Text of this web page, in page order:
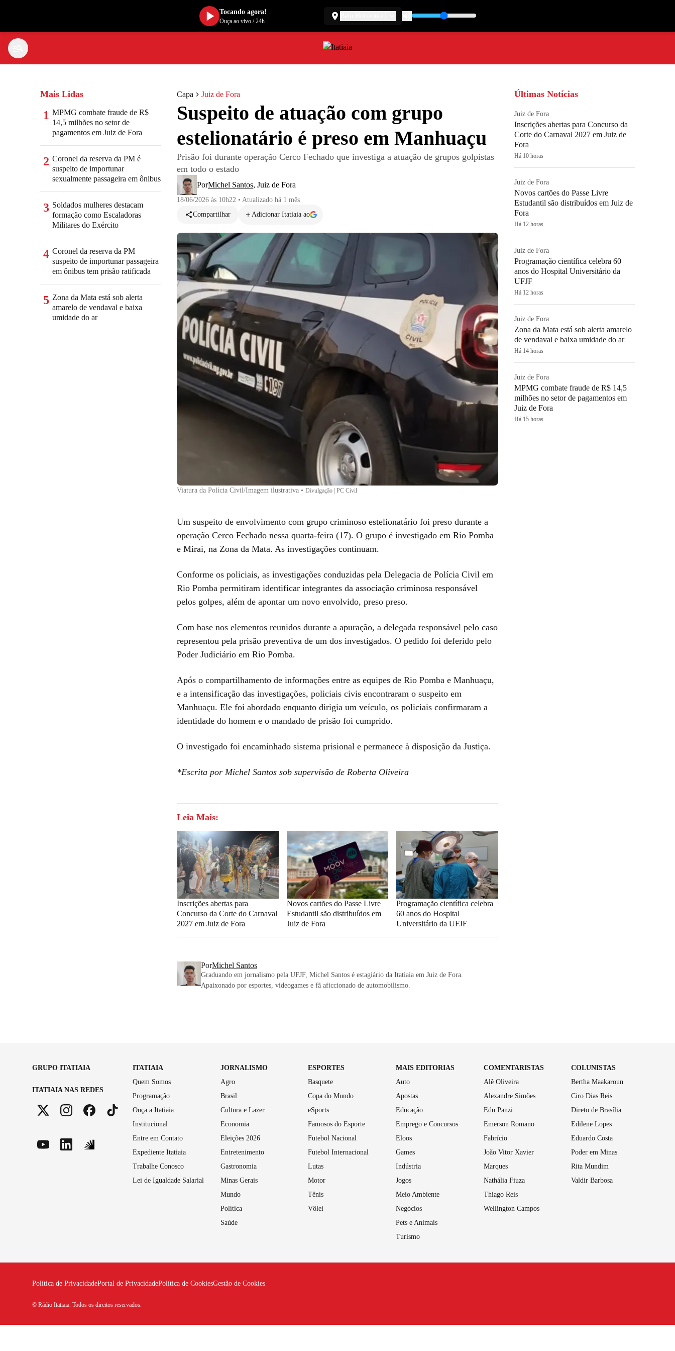
Capa Juiz de Fora
Suspeito de atuação com grupo
estelionatário é preso em Manhuaçu
Prisão foi durante operação Cerco Fechado que investiga a atuação de grupos golpistas
em todo o estado
PorMichel Santos, Juiz de Fora
18/06/2026 às 10h22 • Atualizado há 1 mês
Compartilhar
Adicionar Itatiaia ao
Viatura da Polícia Civil/Imagem ilustrativa • Divulgação | PC Civil
Um suspeito de envolvimento com grupo criminoso estelionatário foi preso durante a
operação Cerco Fechado nessa quarta-feira (17). O grupo é investigado em Rio Pomba
e Mirai, na Zona da Mata. As investigações continuam.
Conforme os policiais, as investigações conduzidas pela Delegacia de Polícia Civil em
Rio Pomba permitiram identificar integrantes da associação criminosa responsável
pelos golpes, além de apontar um novo envolvido, preso preso.
Com base nos elementos reunidos durante a apuração, a delegada responsável pelo caso
representou pela prisão preventiva de um dos investigados. O pedido foi deferido pelo
Poder Judiciário em Rio Pomba.
Após o compartilhamento de informações entre as equipes de Rio Pomba e Manhuaçu,
e a intensificação das investigações, policiais civis encontraram o suspeito em
Manhuaçu. Ele foi abordado enquanto dirigia um veículo, os policiais confirmaram a
identidade do homem e o mandado de prisão foi cumprido.
O investigado foi encaminhado sistema prisional e permanece à disposição da Justiça.
*Escrita por Michel Santos sob supervisão de Roberta Oliveira
Leia Mais:
Inscrições abertas para
Concurso da Corte do Carnaval
2027 em Juiz de Fora
Novos cartões do Passe Livre
Estudantil são distribuídos em
Juiz de Fora
Programação científica celebra
60 anos do Hospital
Universitário da UFJF
PorMichel Santos
Graduando em jornalismo pela UFJF, Michel Santos é estagiário da Itatiaia em Juiz de Fora.
Apaixonado por esportes, videogames e fã aficcionado de automobilismo.
Mais Lidas
1 MPMG combate fraude de R$
14,5 milhões no setor de
pagamentos em Juiz de Fora
2 Coronel da reserva da PM é
suspeito de importunar
sexualmente passageira em ônibus
3 Soldados mulheres destacam
formação como Escaladoras
Militares do Exército
4 Coronel da reserva da PM
suspeito de importunar passageira
em ônibus tem prisão ratificada
5 Zona da Mata está sob alerta
amarelo de vendaval e baixa
umidade do ar
Últimas Notícias
Juiz de Fora
Inscrições abertas para Concurso da
Corte do Carnaval 2027 em Juiz de
Fora
Há 10 horas
Juiz de Fora
Novos cartões do Passe Livre
Estudantil são distribuídos em Juiz de
Fora
Há 12 horas
Juiz de Fora
Programação científica celebra 60
anos do Hospital Universitário da
UFJF
Há 12 horas
Juiz de Fora
Zona da Mata está sob alerta amarelo
de vendaval e baixa umidade do ar
Há 14 horas
Juiz de Fora
MPMG combate fraude de R$ 14,5
milhões no setor de pagamentos em
Juiz de Fora
Há 15 horas
GRUPO ITATIAIA
ITATIAIA NAS REDES
ITATIAIA
Quem Somos
Programação
Ouça a Itatiaia
Institucional
Entre em Contato
Expediente Itatiaia
Trabalhe Conosco
Lei de Igualdade Salarial
JORNALISMO
Agro
Brasil
Cultura e Lazer
Economia
Eleições 2026
Entretenimento
Gastronomia
Minas Gerais
Mundo
Política
Saúde
ESPORTES
Basquete
Copa do Mundo
eSports
Famosos do Esporte
Futebol Nacional
Futebol Internacional
Lutas
Motor
Tênis
Vôlei
MAIS EDITORIAS
Auto
Apostas
Educação
Emprego e Concursos
Eloos
Games
Indústria
Jogos
Meio Ambiente
Negócios
Pets e Animais
Turismo
COMENTARISTAS
Alê Oliveira
Alexandre Simões
Edu Panzi
Emerson Romano
Fabrício
João Vitor Xavier
Marques
Nathália Fiuza
Thiago Reis
Wellington Campos
COLUNISTAS
Bertha Maakaroun
Ciro Dias Reis
Direto de Brasília
Edilene Lopes
Eduardo Costa
Poder em Minas
Rita Mundim
Valdir Barbosa
Política de PrivacidadePortal de PrivacidadePolítica de CookiesGestão de Cookies
© Rádio Itatiaia. Todos os direitos reservados.
Tocando agora!
Ouça ao vivo/24h